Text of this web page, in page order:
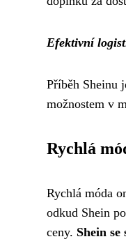
Efektivní
Příběh Sheinu
možnostem v
Rychlá
Rychlá móda
odkud Shein
ceny. Shein